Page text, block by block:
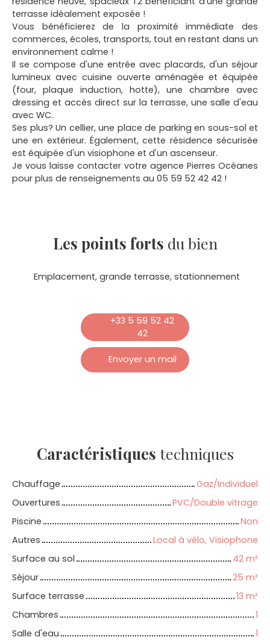
terrasse idéalement exposée !
Vous bénéficierez de la proximité immédiate des
commerces, écoles, transports, tout en restant dans un
environnement calme !
Il se compose d'une entrée avec placards, d'un séjour
lumineux avec cuisine ouverte aménagée et équipée
(four, plaque induction, hotte), une chambre avec
dressing et accès direct sur la terrasse, une salle d'eau
avec WC.
Ses plus? Un cellier, une place de parking en sous-sol et
une en extérieur. Également, cette résidence sécurisée
est équipée d'un visiophone et d'un ascenseur.
Je vous laisse contacter votre agence Pierres Océanes
pour plus de renseignements au 05 59 52 42 42 !
Les points forts du bien
Emplacement, grande terrasse, stationnement
+33 5 59 52 42
42
Envoyer un mail
Caractéristiques techniques
Chauffage
Gaz/Individuel
Ouvertures
PVC/Double vitrage
Piscine
Non
Autres
Local à vélo, Visiophone
Surface au sol
42 m²
Séjour
25 m²
Surface terrasse
13 m²
Chambres
1
Salle d'eau
1